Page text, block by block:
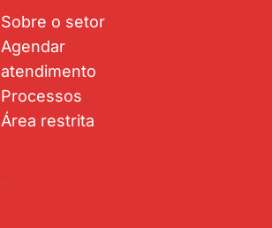
Sobre o setor
Agendar
atendimento
Processos
Área restrita